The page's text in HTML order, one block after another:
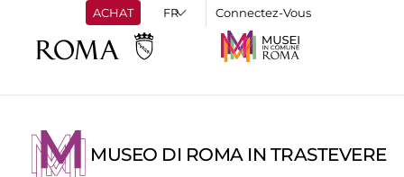
ACHAT Connectez-Vous
MUSEO DI ROMA IN TRASTEVERE